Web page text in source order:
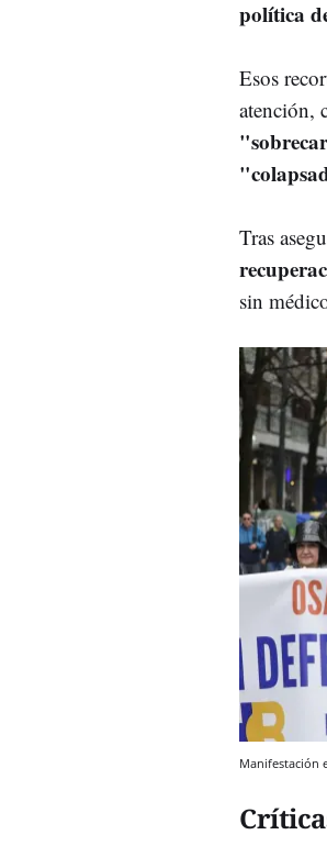
política
Esos
atención,
Tras
sin
Manifestación